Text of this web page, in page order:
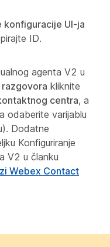
konfiguracije UI-ja
ID.
agenta V2 u
kliknite
centra, a
odaberite varijablu
Dodatne
Konfiguriranje
V2 u članku
Webex Contact